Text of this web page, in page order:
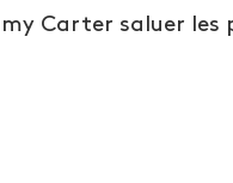
Carter saluer les